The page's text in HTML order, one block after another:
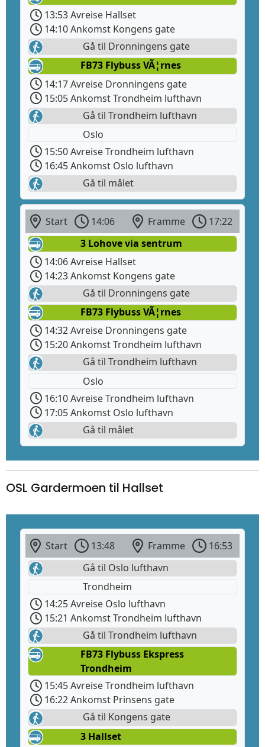
13:53 Avreise Hallset
14:10 Ankomst Kongens gate
Gå til Dronningens gate
FB73 Flybuss VÃ¦rnes
14:17 Avreise Dronningens gate
15:05 Ankomst Trondheim lufthavn
Gå til Trondheim lufthavn
Oslo
15:50 Avreise Trondheim lufthavn
16:45 Ankomst Oslo lufthavn
Gå til målet
Start 14:06 Framme
17:22
3 Lohove via sentrum
14:06 Avreise Hallset
14:23 Ankomst Kongens gate
Gå til Dronningens gate
FB73 Flybuss VÃ¦rnes
14:32 Avreise Dronningens gate
15:20 Ankomst Trondheim lufthavn
Gå til Trondheim lufthavn
Oslo
16:10 Avreise Trondheim lufthavn
17:05 Ankomst Oslo lufthavn
Gå til målet
OSL Gardermoen til Hallset
Start 13:48 Framme
16:53
Gå til Oslo lufthavn
Trondheim
14:25 Avreise Oslo lufthavn
15:21 Ankomst Trondheim lufthavn
Gå til Trondheim lufthavn
FB73 Flybuss Ekspress
Trondheim
15:45 Avreise Trondheim lufthavn
16:22 Ankomst Prinsens gate
Gå til Kongens gate
3 Hallset